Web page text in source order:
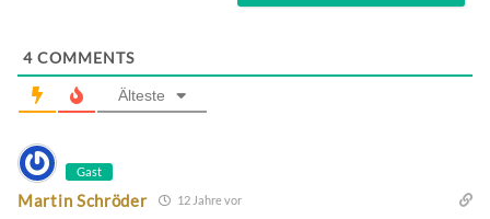
4 COMMENTS
Älteste
Gast
Martin Schröder 12 Jahre vor